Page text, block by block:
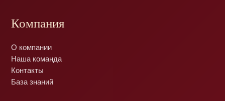
Компания
О компании
Наша команда
Контакты
База знаний